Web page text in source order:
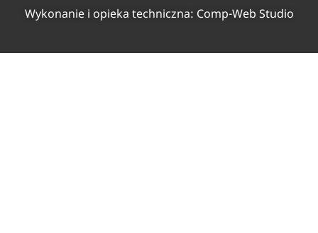
Wykonanie i opieka techniczna: Comp-Web Studio